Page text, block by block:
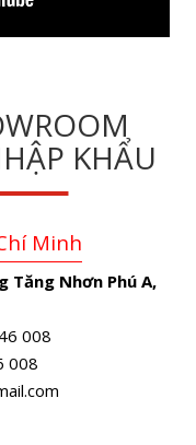
KHẨU
Minh
Tăng Nhơn Phú A,
008
008